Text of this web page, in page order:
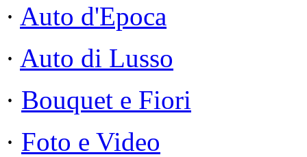
· Auto d'Epoca
· Auto di Lusso
· Bouquet e Fiori
· Foto e Video